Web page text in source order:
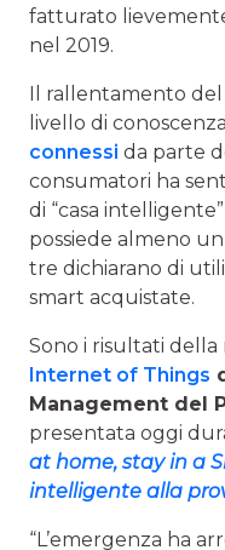
fatturato
nel 2019.
Il rallentamento del
livello di
connessi da parte
consumatori ha
di “casa
possiede almeno
tre dichiarano di
smart acquistate.
Sono i risultati della
Internet of Things
Management del
presentata oggi
at home, stay in a
intelligente alla
“L’emergenza ha